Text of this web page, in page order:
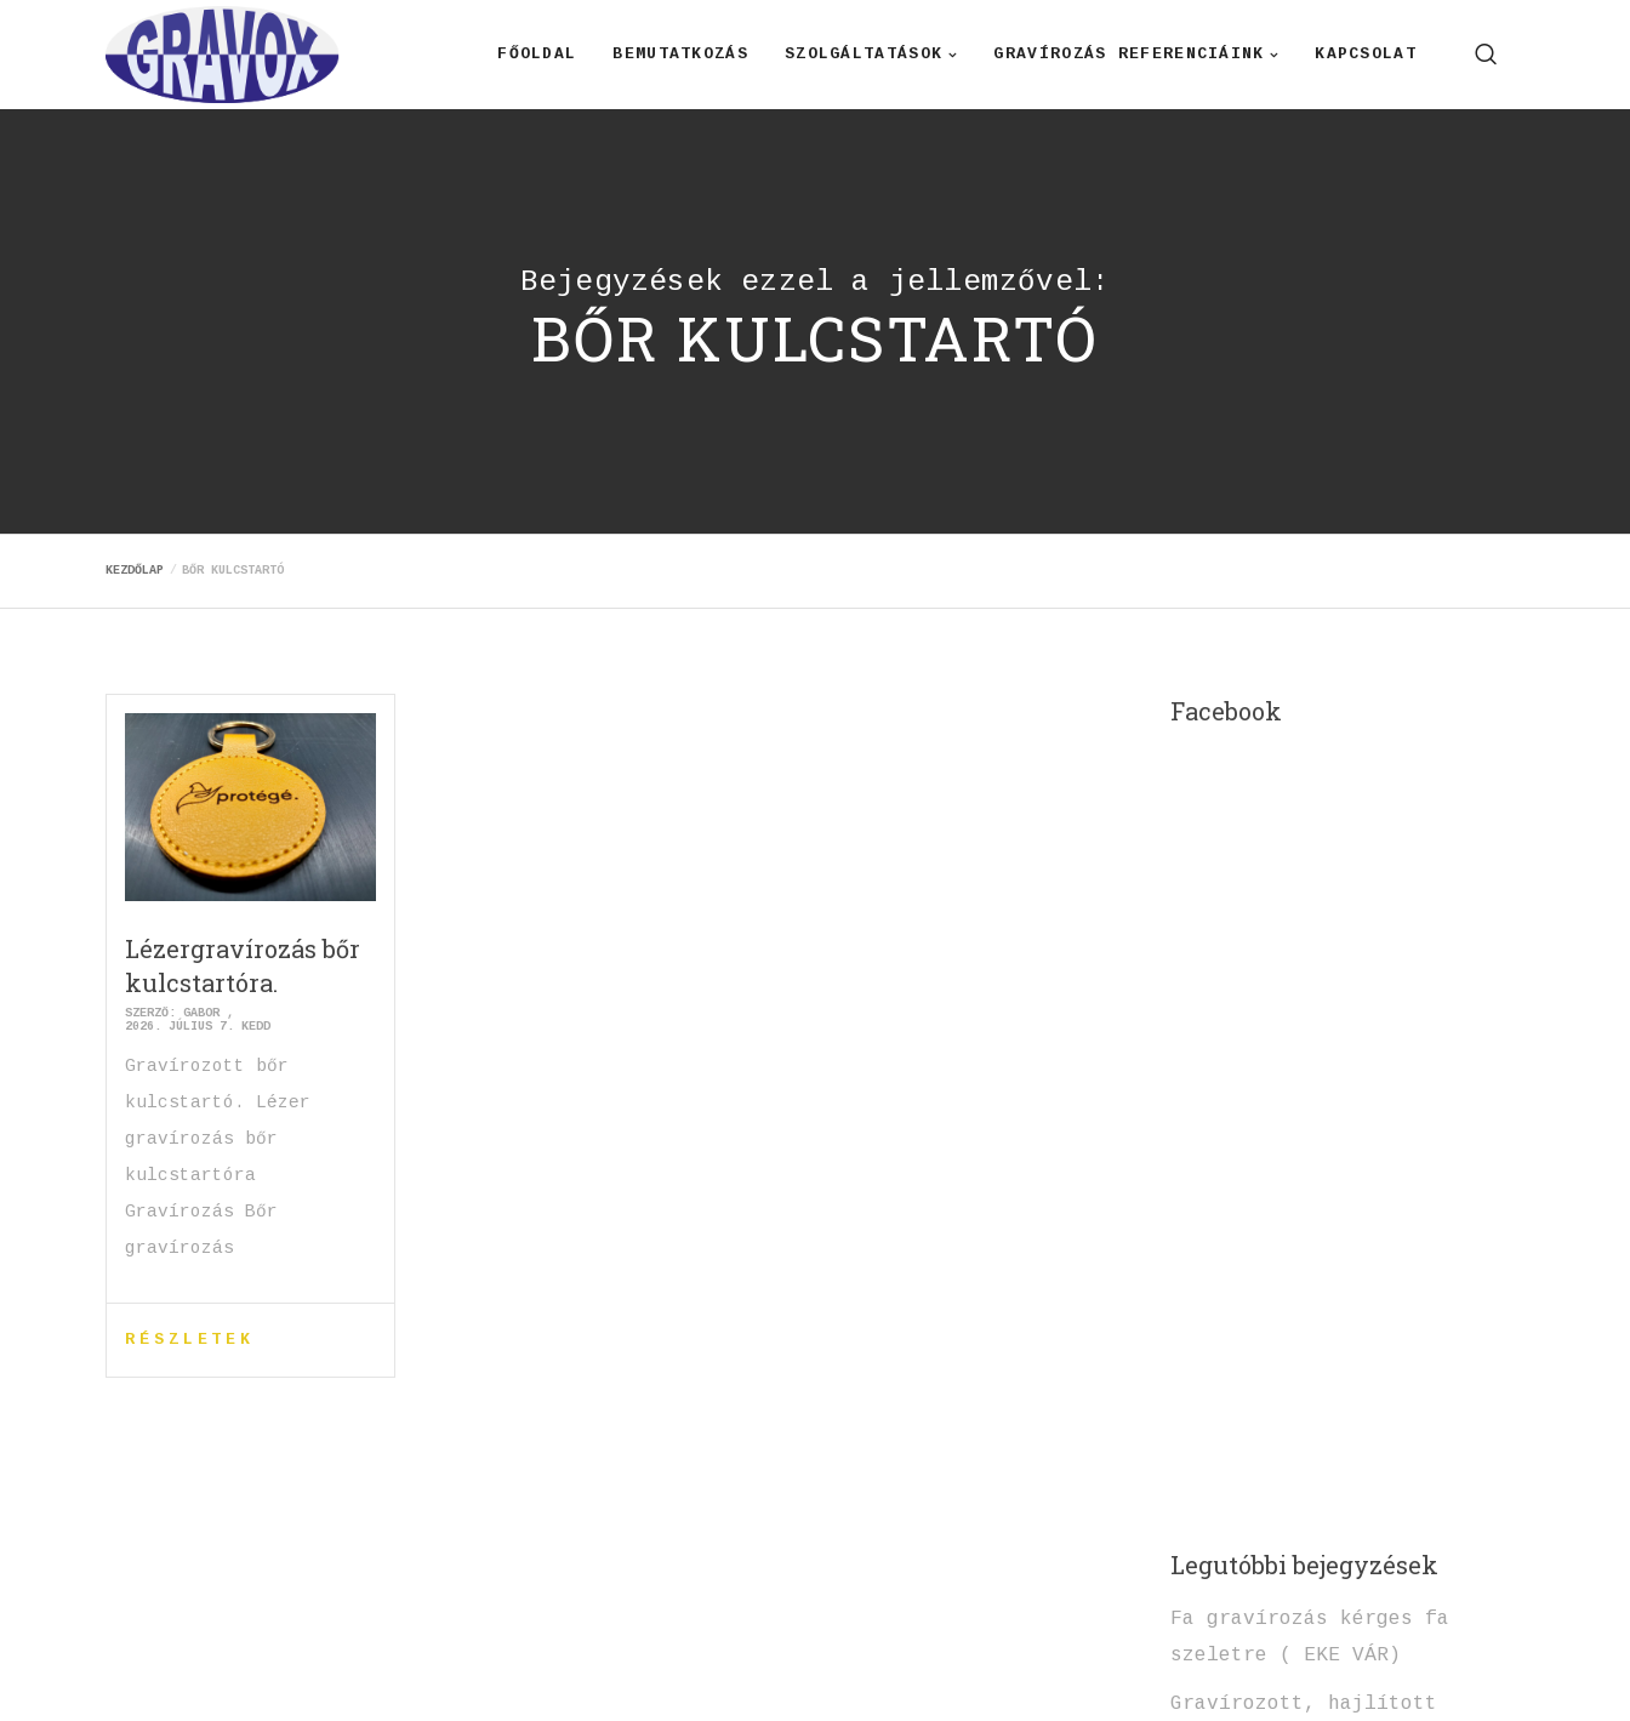
FŐOLDAL BEMUTATKOZÁS SZOLGÁLTATÁSOK GRAVÍROZÁS REFERENCIÁINK KAPCSOLAT
Bejegyzések ezzel a jellemzővel:
BŐR KULCSTARTÓ
KEZDŐLAP BŐR KULCSTARTÓ
Lézergravírozás bőr
kulcstartóra.
SZERZŐ: GABOR
2026. JÚLIUS 7. KEDD
Gravírozott bőr
kulcstartó. Lézer
gravírozás bőr
kulcstartóra
Gravírozás Bőr
gravírozás
RÉSZLETEK
Facebook
Legutóbbi bejegyzések
Fa gravírozás kérges fa
szeletre ( EKE VÁR)
Gravírozott, hajlított